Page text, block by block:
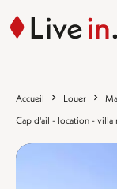
Accueil Louer
Cap d'ail - location - villa
%}